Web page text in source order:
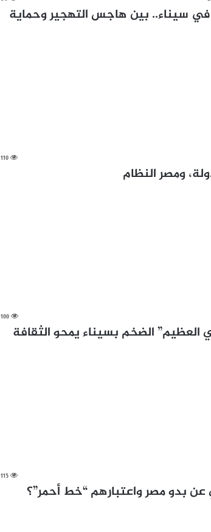
في سيناء.. بين هاجس التهجير وحماية
110
ومصر النظام
100
العظيم” الضخم بسيناء يمحو الثقافة
115
عن بدو مصر واعتبارهم “خط أحمر”؟